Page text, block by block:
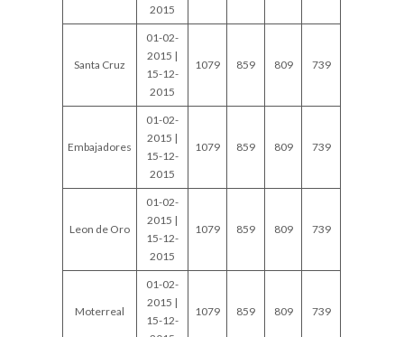
2015
Santa Cruz
01-02-
2015 |
15-12-
2015
1079 859 809 739
Embajadores
01-02-
2015 |
15-12-
2015
1079 859 809 739
Leon de Oro
01-02-
2015 |
15-12-
2015
1079 859 809 739
Moterreal
01-02-
2015 |
15-12-
1079 859 809 739